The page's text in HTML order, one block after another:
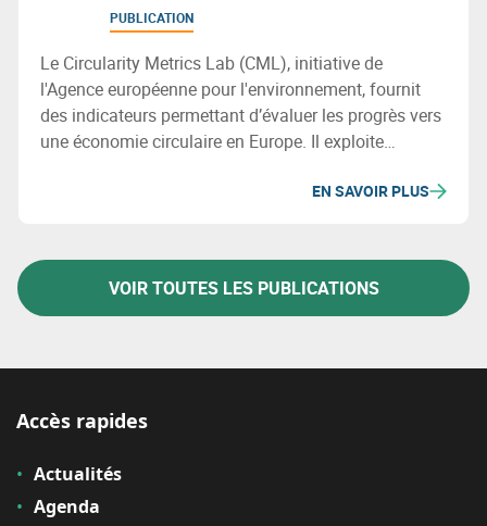
PUBLICATION
Le Circularity Metrics Lab (CML), initiative de
l'Agence européenne pour l'environnement, fournit
des indicateurs permettant d’évaluer les progrès vers
une économie circulaire en Europe. Il exploite
en quatre catégories : cadre habilitant, entreprises,
EN SAVOIR PLUS
VOIR TOUTES LES PUBLICATIONS
Accès rapides
Actualités
Agenda